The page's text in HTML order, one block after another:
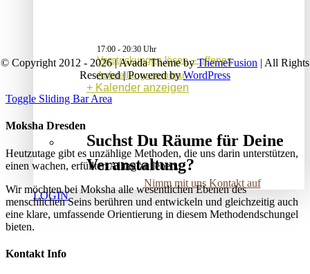
17:00 - 20:30
Verstrickungen lösen – offenes
Aufstellungsseminar
Kalender anzeigen
Suchst Du Räume für Deine
Veranstaltung?
Nimm mit uns Kontakt auf
LOGIN
© Copyright 2012 - 2026 | Avada Theme byThemeFusion | All Rights
Reserved | Powered byWordPress
Toggle Sliding Bar Area
Moksha Dresden
Heutzutage gibt es unzählige Methoden, die uns darin unterstützen,
einen wachen, erfüllten Alltag zu leben.
Wir möchten bei Moksha alle wesent­lichen Ebenen des
menschlichen Seins berühren und entwickeln und gleichzeitig auch
eine klare, umfassende Orientierung in diesem Methodendschungel
bieten.
Kontakt Info